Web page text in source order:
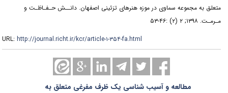
متعلق به مجموعه سماوی در موزه هنرهای تزئینی اصفهان. دانــش حـفـاظـت و
مـرمـت. ۱۳۹۸; ۲ (۲) :۴۶-۵۳
URL:http://journal.richt.ir/kcr/article-۱-۳۵۴-fa.html
مطالعه و آسیب شناسی یک ظرف مفرغی متعلق به